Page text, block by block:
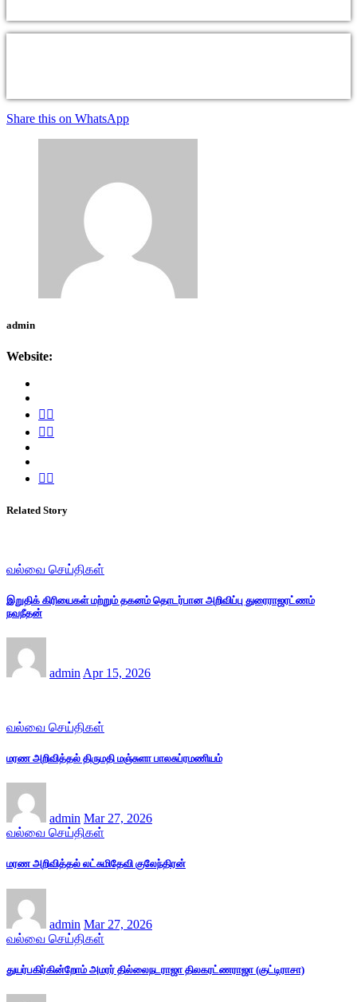
Share this on WhatsApp
admin
Website:
Related Story
வல்வை செய்திகள்
இறுதிக் கிரியைகள் மற்றும் தகனம் தொடர்பான அறிவிப்பு துரைராஜரட்ணம்
நவநீதன்
admin Apr 15, 2026
வல்வை செய்திகள்
மரண அறிவித்தல் திருமதி மஞ்சுளா பாலசுப்ரமணியம்
admin Mar 27, 2026
வல்வை செய்திகள்
மரண அறிவித்தல் லட்சுமிதேவி குலேந்திரன்
admin Mar 27, 2026
வல்வை செய்திகள்
துயர்பகிர்கின்றோம் அமரர் தில்லைநடராஜா திலகரட்ணராஜா (குட்டிராசா)